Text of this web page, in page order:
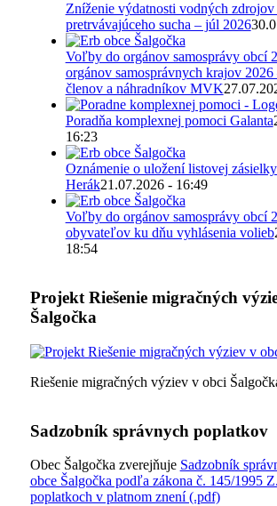
Zníženie výdatnosti vodných
pretrvávajúceho sucha – júl 2026
Voľby do orgánov samosprávy obcí
orgánov samosprávnych krajov 2026
členov a náhradníkov MVK
Poradňa komplexnej pomoci Galanta
16:23
Oznámenie o uložení listovej
Herák21.07.2026 - 16:49
Voľby do orgánov samosprávy obcí
obyvateľov ku dňu vyhlásenia volieb
18:54
Projekt Riešenie migračných
Šalgočka
Riešenie migračných výziev v obci
Sadzobník správnych poplatkov
Obec Šalgočka zverejňuje Sadzobník
obce Šalgočka podľa zákona č. 145/1995
poplatkoch v platnom znení (.pdf)